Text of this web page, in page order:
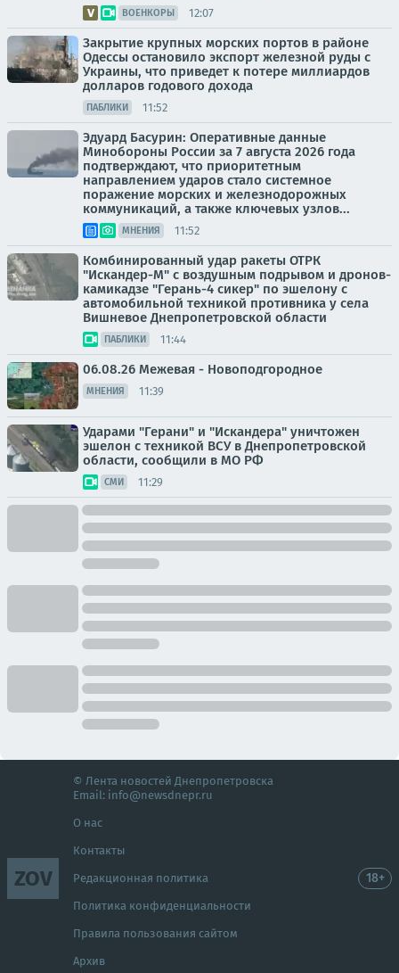
ВОЕНКОРЫ 12:07
Закрытие крупных морских портов в районе
Одессы остановило экспорт железной руды с
Украины, что приведет к потере миллиардов
долларов годового дохода
ПАБЛИКИ 11:52
Эдуард Басурин: Оперативные данные
Минобороны России за 7 августа 2026 года
подтверждают, что приоритетным
направлением ударов стало системное
поражение морских и железнодорожных
коммуникаций, а также ключевых узлов...
МНЕНИЯ 11:52
Комбинированный удар ракеты ОТРК
"Искандер-М" с воздушным подрывом и дронов-
камикадзе "Герань-4 сикер" по эшелону с
автомобильной техникой противника у села
Вишневое Днепропетровской области
ПАБЛИКИ 11:44
06.08.26 Межевая - Новоподгородное
МНЕНИЯ 11:39
Ударами "Герани" и "Искандера" уничтожен
эшелон с техникой ВСУ в Днепропетровской
области, сообщили в МО РФ
СМИ 11:29
ZOV
© Лента новостей Днепропетровска
Email: info@newsdnepr.ru
О нас
Контакты
Редакционная политика
Политика конфиденциальности
Правила пользования сайтом
Архив
18+